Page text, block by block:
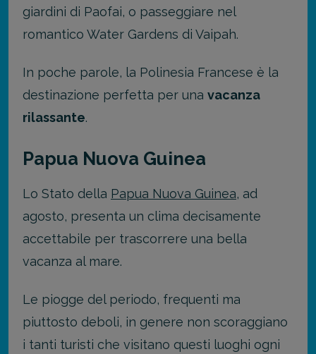
giardini di Paofai, o passeggiare nel
romantico Water Gardens di Vaipah.
In poche parole, la Polinesia Francese è la
destinazione perfetta per una vacanza
rilassante.
Papua Nuova Guinea
Lo Stato della Papua Nuova Guinea, ad
agosto, presenta un clima decisamente
accettabile per trascorrere una bella
vacanza al mare.
Le piogge del periodo, frequenti ma
piuttosto deboli, in genere non scoraggiano
i tanti turisti che visitano questi luoghi ogni